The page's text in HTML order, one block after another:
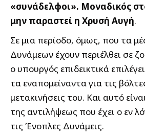
«συνάδελφοι». Μοναδικός
μην παραστεί η Χρυσή Αυγή.
Σε μια περίοδο, όμως, που τα
Δυνάμεων έχουν περιέλθει σε
ο υπουργός επιδεικτικά
τα εναπομείναντα για τις
μετακινήσεις του. Και αυτό
της αντιλήψεως που έχει ο εν
τις Ένοπλες Δυνάμεις.